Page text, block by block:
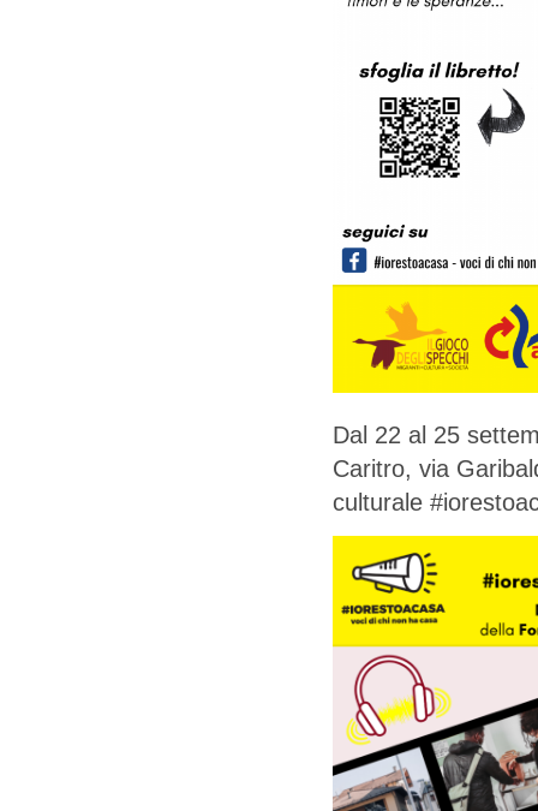
Dal 22 al 25
Caritro, via
culturale